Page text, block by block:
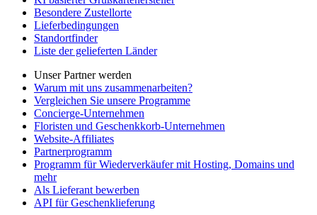
Besondere Zustellorte
Lieferbedingungen
Standortfinder
Liste der gelieferten Länder
Unser Partner werden
Warum mit uns zusammenarbeiten?
Vergleichen Sie unsere Programme
Concierge-Unternehmen
Floristen und Geschenkkorb-Unternehmen
Website-Affiliates
Partnerprogramm
Programm für Wiederverkäufer mit Hosting, Domains und
mehr
Als Lieferant bewerben
API für Geschenklieferung